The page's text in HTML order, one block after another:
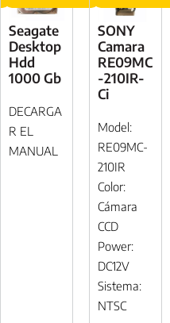
Seagate
Desktop
Hdd
1000 Gb
DECARGA
R EL
MANUAL
SONY
Camara
RE09MC
-210IR-
Ci
Model:
RE09MC-
210IR
Color:
Cámara
CCD
Power:
DC12V
Sistema:
NTSC